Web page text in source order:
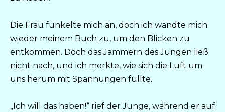
Die Frau funkelte mich an, doch ich wandte mich
wieder meinem Buch zu, um den Blicken zu
entkommen. Doch das Jammern des Jungen ließ
nicht nach, und ich merkte, wie sich die Luft um
uns herum mit Spannungen füllte.
„Ich will das haben!“ rief der Junge, während er auf